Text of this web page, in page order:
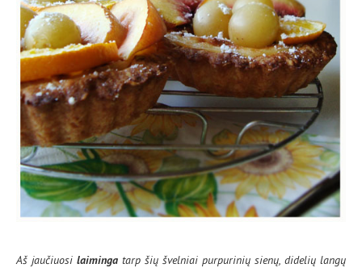
Aš jaučiuosi laiminga tarp šių švelniai purpurinių sienų, didelių langų